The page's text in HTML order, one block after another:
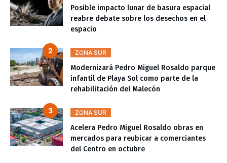
Posible impacto lunar de basura espacial
reabre debate sobre los desechos en el
espacio
ZONA SUR
Modernizará Pedro Miguel Rosaldo parque
infantil de Playa Sol como parte de la
rehabilitación del Malecón
ZONA SUR
Acelera Pedro Miguel Rosaldo obras en
mercados para reubicar a comerciantes
del Centro en octubre